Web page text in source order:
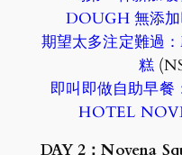
DOUGH 無添
期望太多注定難過
糕
即叫即做自助早
HOTEL
DAY 2：Novena